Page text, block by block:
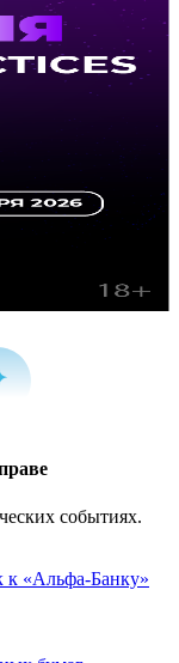
событиях.
к «Альфа-Банку»